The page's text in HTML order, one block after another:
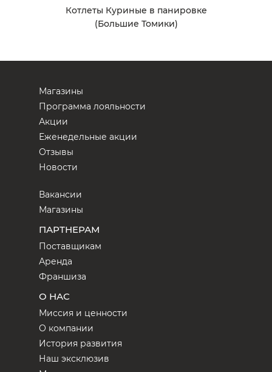
Котлеты Куриные в панировке
(Большие Томики)
Магазины
Программа лояльности
Акции
Еженедельные акции
Отзывы
Новости
Вакансии
Магазины
ПАРТНЕРАМ
Поставщикам
Аренда
Франшиза
О НАС
Миссия и ценности
О компании
История развития
Наш эксклюзив